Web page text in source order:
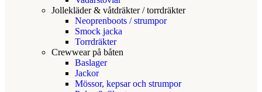
Jollekläder & våtdräkter / torrdräkter
Neoprenboots / strumpor
Smock jacka
Torrdräkter
Crewwear på båten
Baslager
Jackor
Mössor, kepsar och strumpor